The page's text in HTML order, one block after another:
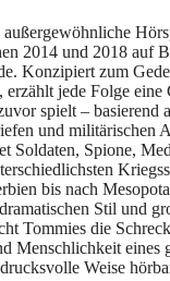
2014 und 2018 auf
Konzipiert zum
erzählt jede Folge eine
spielt – basierend
und militärischen
Soldaten, Spione,
bis nach
Stil und
Tommies die
Menschlichkeit eines
Weise